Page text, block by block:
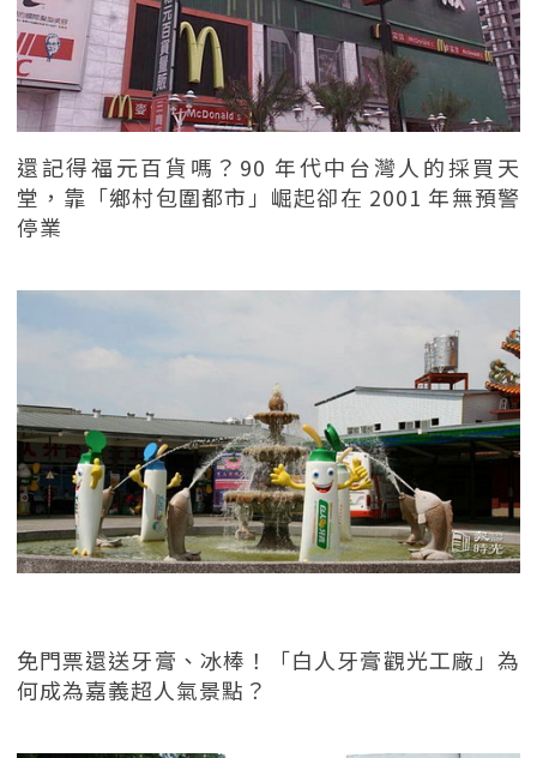
還記得福元百貨嗎？90 年代中台灣人的採買天
堂，靠「鄉村包圍都市」崛起卻在 2001 年無預警
停業
免門票還送牙膏、冰棒！「白人牙膏觀光工廠」為
何成為嘉義超人氣景點？